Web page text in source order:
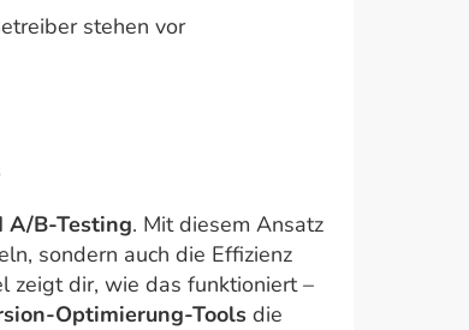
stehen vor
A/B-Testing. Mit diesem Ansatz
sondern auch die Effizienz
zeigt dir, wie das funktioniert –
Optimierung-Tools die